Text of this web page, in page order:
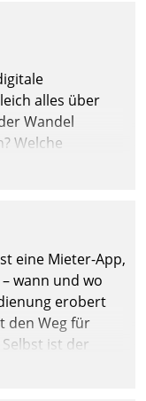
alles über
Wandel
Welche
eine Mieter-App,
wann und wo
erobert
den Weg für
ist der